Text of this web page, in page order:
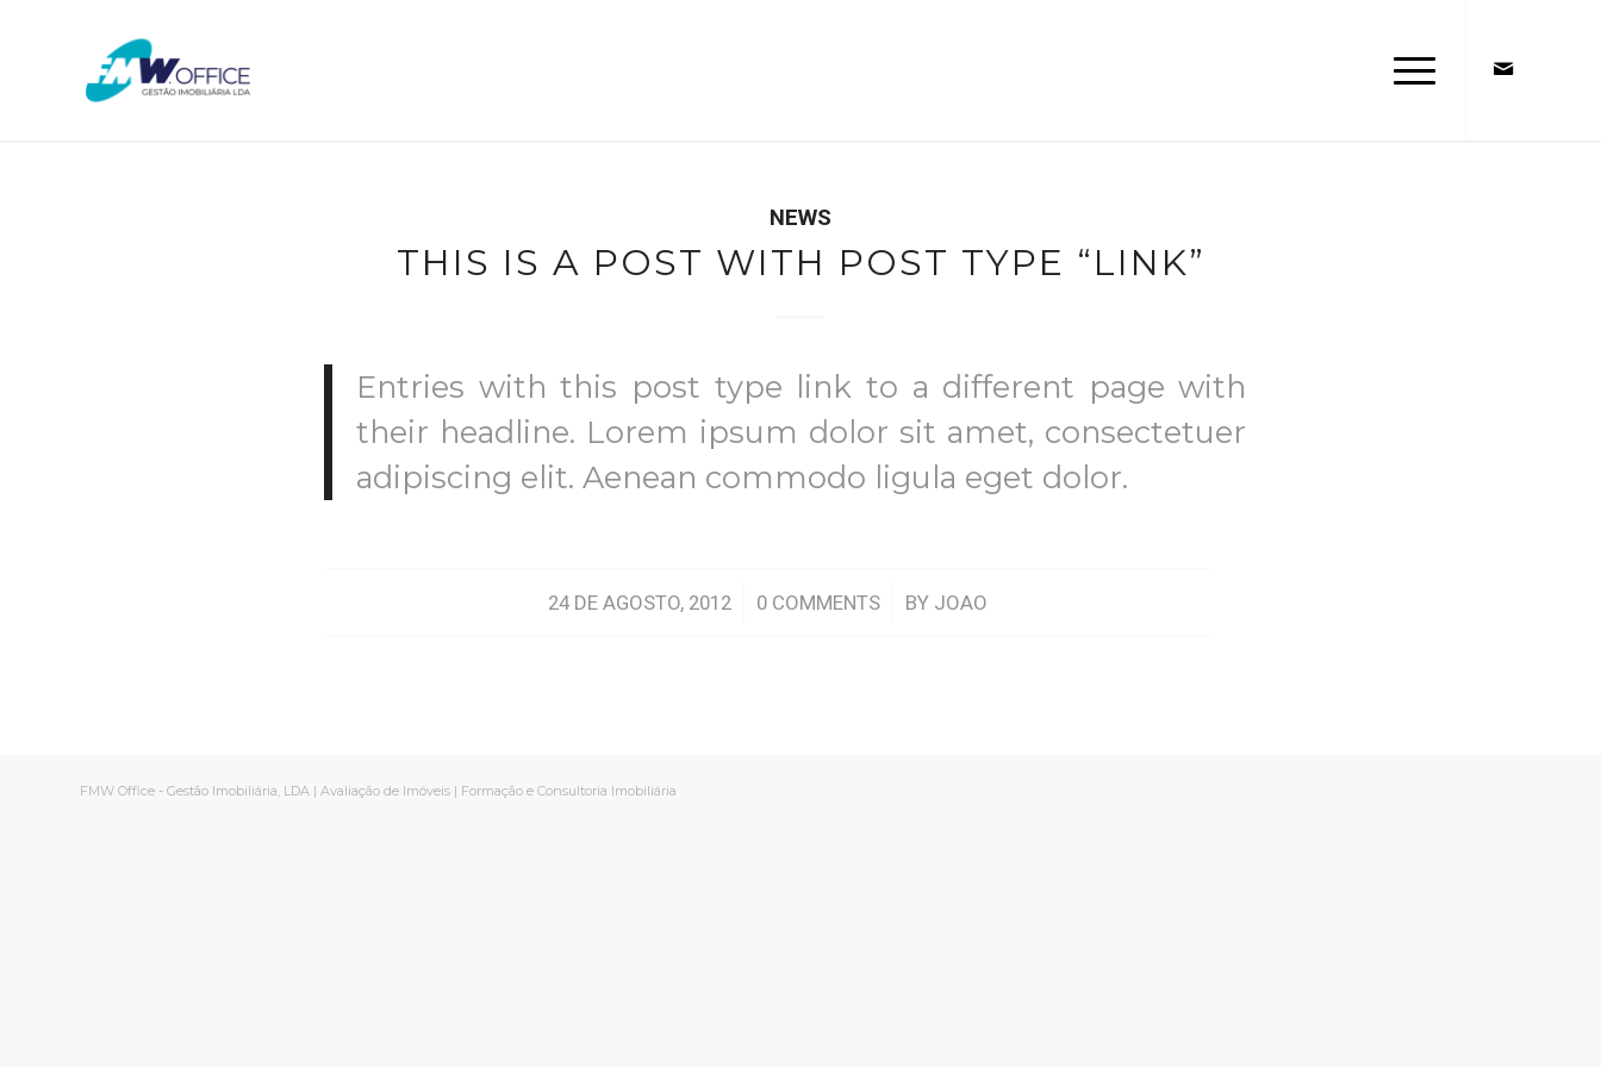
NEWS
THIS IS A POST WITH POST TYPE “LINK”
Entries with this post type link to a different page with
their headline. Lorem ipsum dolor sit amet, consectetuer
adipiscing elit. Aenean commodo ligula eget dolor.
24 DE AGOSTO, 2012
/ 0 COMMENTS
/ BY JOAO
FMW Office - Gestão Imobiliária, LDA | Avaliação de Imóveis | Formação e Consultoria Imobiliária